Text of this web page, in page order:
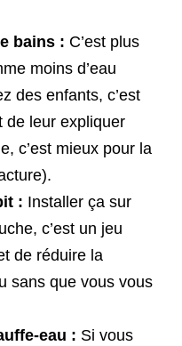
bains : C’est plus
moins d’eau
des enfants, c’est
de leur expliquer
c’est mieux pour la
: Installer ça sur
c’est un jeu
de réduire la
sans que vous vous
eau : Si vous